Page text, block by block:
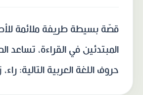
قصّة بسيطة طريفة ملائمة
المبتدئين في القراءة، تساعد
حروف اللغة العربية التالية: